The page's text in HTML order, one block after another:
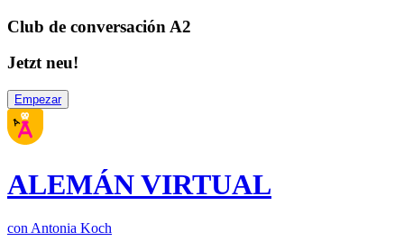
Club de conversación A2
Jetzt neu!
Empezar
ALEMÁN VIRTUAL
con Antonia Koch